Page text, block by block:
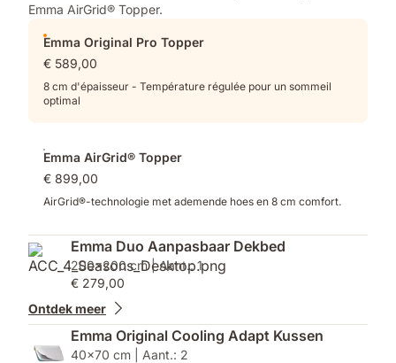
Emma AirGrid® Topper.
Emma Original Pro Topper
€ 589,00
8 cm d'épaisseur - Température régulée pour un sommeil
optimal
Emma AirGrid® Topper
€ 899,00
AirGrid®-technologie met ademende hoes en 8 cm comfort.
Emma Duo Aanpasbaar Dekbed
200x200 cm | Aant.: 1
€ 279,00
Ontdek meer
Emma Original Cooling Adapt Kussen
40x70 cm | Aant.: 2